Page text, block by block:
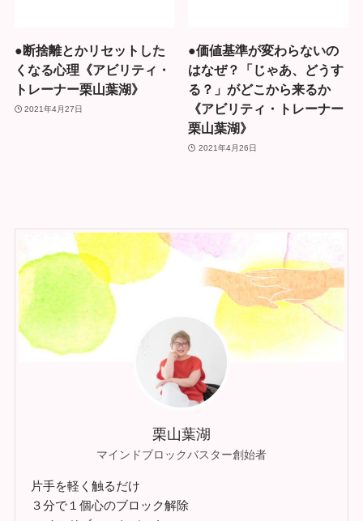
●断捨離とかリセットした
くなる心理《アビリティ・
トレーナー栗山葉湖》
2021年4月27日
●価値基準が変わらないの
はなぜ？「じゃあ、どうす
る？」がどこから来るか
《アビリティ・トレーナー
栗山葉湖》
2021年4月26日
栗山葉湖
マインドブロックバスター創始者
片手を軽く触るだけ
３分で１個心のブロック解除